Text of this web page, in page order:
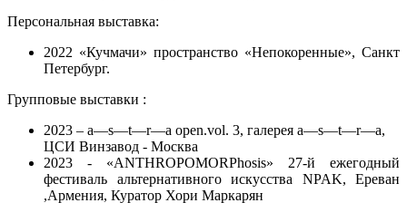
Персональная выставка:
2022 «Кучмачи» пространство «Непокоренные», Санкт
Петербург.
Групповые выставки :
2023 – a—s—t—r—a open.vol. 3, галерея a—s—t—r—a,
ЦСИ Винзавод - Москва
2023 - «ANTHROPOMORPhosis» 27-й ежегодный
фестиваль альтернативного искусства NPAK, Ереван
,Армения, Куратор Хори Маркарян